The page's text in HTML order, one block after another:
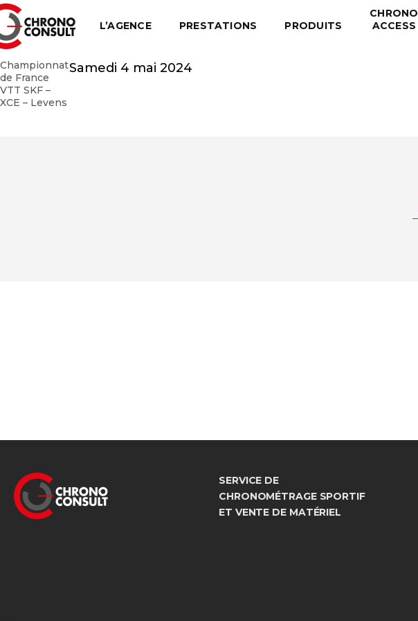
L’AGENCE PRESTATIONS PRODUITS
CHRONO
ACCESS
Championnat
de France
VTT SKF –
XCE – Levens
Samedi 4 mai 2024
SERVICE DE
CHRONOMÉTRAGE SPORTIF
ET VENTE DE MATÉRIEL